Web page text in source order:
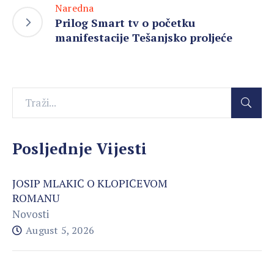
Naredna
Prilog Smart tv o početku
manifestacije Tešanjsko proljeće
Posljednje Vijesti
JOSIP MLAKIĆ O KLOPIĆEVOM
ROMANU
Novosti
August 5, 2026